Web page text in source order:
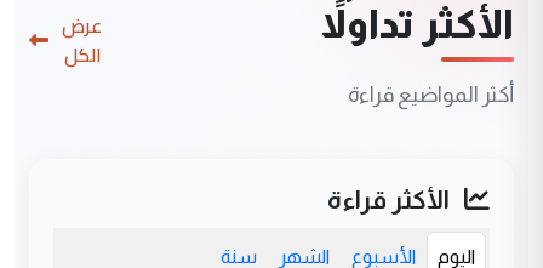
الأكثر تداولاً
أكثر المواضيع قراءة
عرض
الكل
الأكثر قراءة
اليوم الأسبوع الشهر سنة